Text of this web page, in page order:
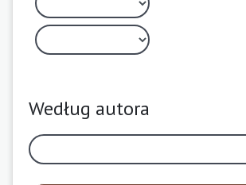
Według autora